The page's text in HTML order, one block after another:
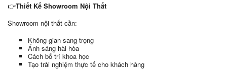
👉Thiết Kế Showroom Nội Thất
Showroom nội thất cần:
Không gian sang trọng
Ánh sáng hài hòa
Cách bố trí khoa học
Tạo trải nghiệm thực tế cho khách hàng